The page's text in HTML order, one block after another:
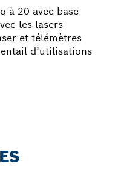
à 20 avec base
les lasers
et télémètres
d’utilisations